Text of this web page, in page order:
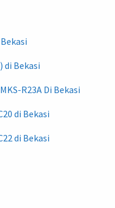
di Bekasi
R23A Di Bekasi
di Bekasi
di Bekasi